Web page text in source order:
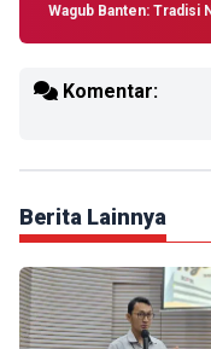
Wagub Banten: Tradisi
Komentar:
Berita Lainnya